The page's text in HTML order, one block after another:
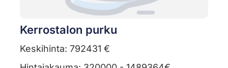
Kerrostalon purku
Keskihinta: 792431 €